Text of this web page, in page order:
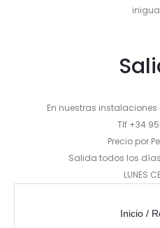
En nuestras instalaciones
Tlf +34
Precio por
Salida todos los
LUNES
Inicio /